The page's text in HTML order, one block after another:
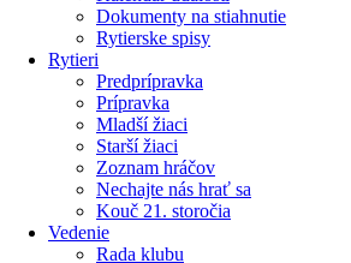
Dokumenty na stiahnutie
Rytierske spisy
Rytieri
Predprípravka
Prípravka
Mladší žiaci
Starší žiaci
Zoznam hráčov
Nechajte nás hrať sa
Kouč 21. storočia
Vedenie
Rada klubu